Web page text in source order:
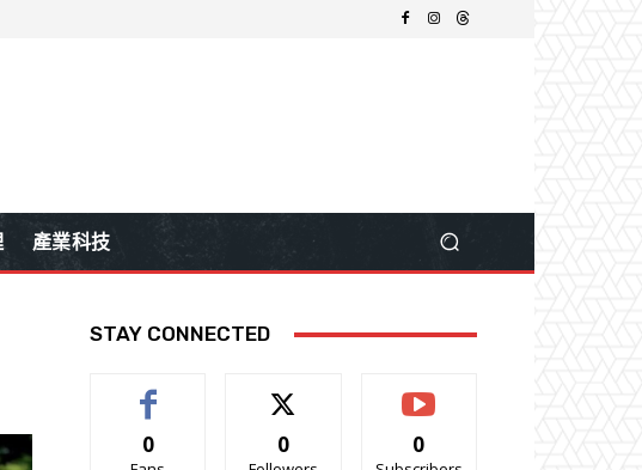
產業科技
STAY CONNECTED
0 0 0